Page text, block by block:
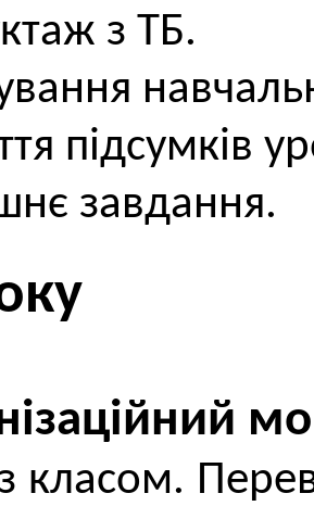
з ТБ.
підсумків
завдання.
класом.